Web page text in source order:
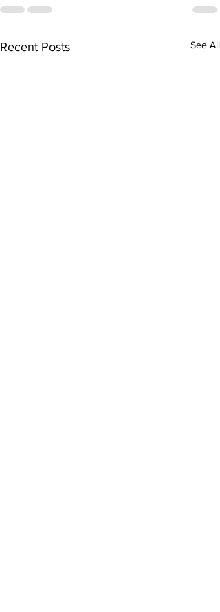
Recent Posts See All